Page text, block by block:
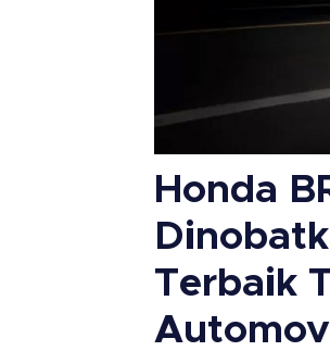
Honda
Terbaik